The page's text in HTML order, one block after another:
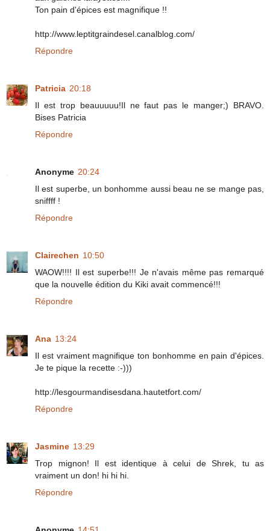
Ton pain d'épices est magnifique !!
http://www.leptitgraindesel.canalblog.com/
Répondre
Patricia 20:18
Il est trop beauuuuu!Il ne faut pas le manger;) BRAVO.
Bises Patricia
Répondre
Anonyme 20:24
Il est superbe, un bonhomme aussi beau ne se mange pas,
sniffff !
Répondre
Clairechen 10:50
WAOW!!!! Il est superbe!!! Je n'avais même pas remarqué
que la nouvelle édition du Kiki avait commencé!!!
Répondre
Ana 13:24
Il est vraiment magnifique ton bonhomme en pain d'épices.
Je te pique la recette :-)))
http://lesgourmandisesdana.hautetfort.com/
Répondre
Jasmine 13:29
Trop mignon! Il est identique à celui de Shrek, tu as
vraiment un don! hi hi hi.
Répondre